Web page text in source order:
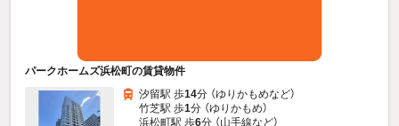
パークホームズ浜松町の賃貸物件
汐留駅 歩14分 （ゆりかもめなど）
竹芝駅 歩1分 （ゆりかもめ）
浜松町駅 歩6分 （山手線など）